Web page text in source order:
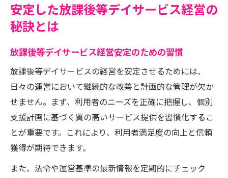
安定した放課後等デイサービス経営の
秘訣とは
放課後等デイサービス経営安定のための習慣
放課後等デイサービスの経営を安定させるためには、
日々の運営において継続的な改善と計画的な管理が欠か
せません。まず、利用者のニーズを正確に把握し、個別
支援計画に基づく質の高いサービス提供を習慣化するこ
とが重要です。これにより、利用者満足度の向上と信頼
獲得が期待できます。
また、法令や運営基準の最新情報を定期的にチェック